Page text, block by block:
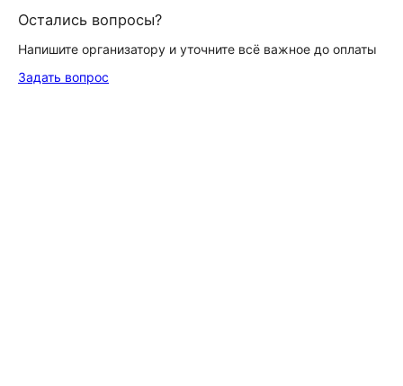
Остались вопросы?
Напишите организатору и уточните всё важное до оплаты
Задать вопрос